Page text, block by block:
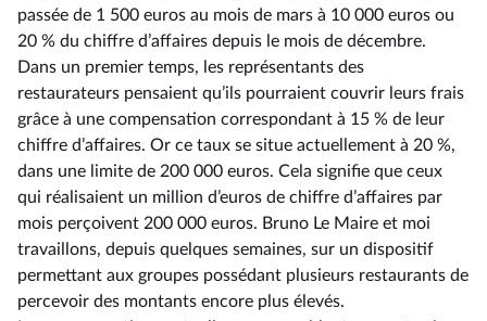
passée de 1 500 euros au mois de mars à 10 000 euros ou
20 % du chiffre d’affaires depuis le mois de décembre.
Dans un premier temps, les représentants des
restaurateurs pensaient qu’ils pourraient couvrir leurs frais
grâce à une compensation correspondant à 15 % de leur
chiffre d’affaires. Or ce taux se situe actuellement à 20 %,
dans une limite de 200 000 euros. Cela signifie que ceux
qui réalisaient un million d’euros de chiffre d’affaires par
mois perçoivent 200 000 euros. Bruno Le Maire et moi
travaillons, depuis quelques semaines, sur un dispositif
permettant aux groupes possédant plusieurs restaurants de
percevoir des montants encore plus élevés.